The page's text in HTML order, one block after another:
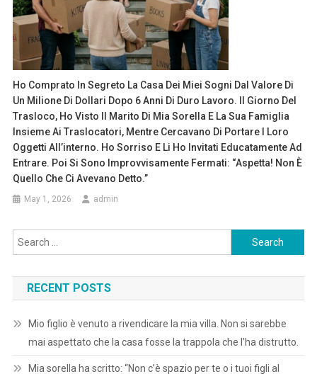
Ho Comprato In Segreto La Casa Dei Miei Sogni Dal Valore Di
Un Milione Di Dollari Dopo 6 Anni Di Duro Lavoro. Il Giorno Del
Trasloco, Ho Visto Il Marito Di Mia Sorella E La Sua Famiglia
Insieme Ai Traslocatori, Mentre Cercavano Di Portare I Loro
Oggetti All’interno. Ho Sorriso E Li Ho Invitati Educatamente Ad
Entrare. Poi Si Sono Improvvisamente Fermati: “Aspetta! Non È
Quello Che Ci Avevano Detto.”
May 1, 2026 admin
Search
for:
RECENT POSTS
Mio figlio è venuto a rivendicare la mia villa. Non si sarebbe
mai aspettato che la casa fosse la trappola che l’ha distrutto.
Mia sorella ha scritto: “Non c’è spazio per te o i tuoi figli al